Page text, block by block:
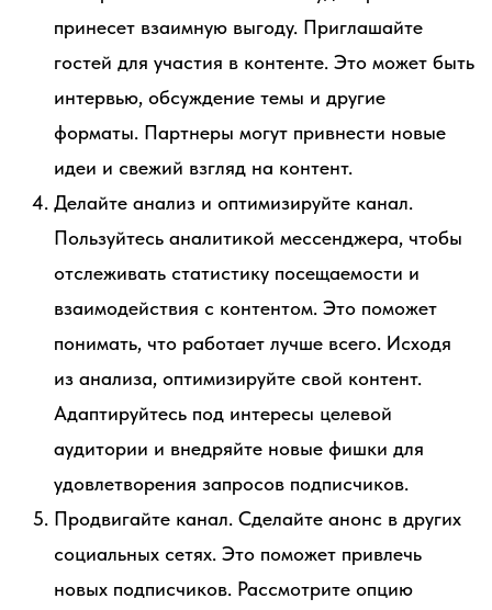
принесет взаимную выгоду. Приглашайте
гостей для участия в контенте. Это может быть
интервью, обсуждение темы и другие
форматы. Партнеры могут привнести новые
идеи и свежий взгляд на контент.
Делайте анализ и оптимизируйте канал.
Пользуйтесь аналитикой мессенджера, чтобы
отслеживать статистику посещаемости и
взаимодействия с контентом. Это поможет
понимать, что работает лучше всего. Исходя
из анализа, оптимизируйте свой контент.
Адаптируйтесь под интересы целевой
аудитории и внедряйте новые фишки для
удовлетворения запросов подписчиков.
Продвигайте канал. Сделайте анонс в других
социальных сетях. Это поможет привлечь
новых подписчиков. Рассмотрите опцию